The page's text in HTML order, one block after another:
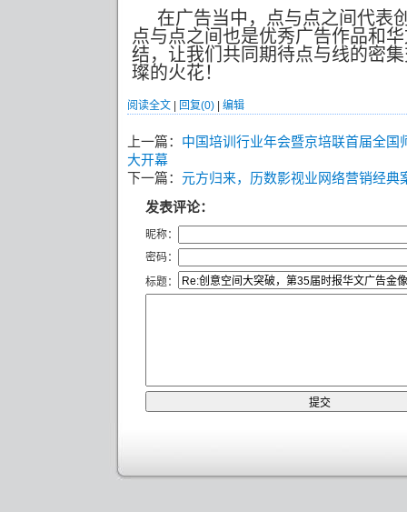
在广告当中，点与点之间代表
点与点之间也是优秀广告作品和
结，让我们共同期待点与线的密
璨的火花！
阅读全文 回复(0) 编辑
上一篇： 中国培训行业年会暨京培联首届全国
大开幕
下一篇： 元方归来，历数影视业网络营销经典
发表评论：
昵称：
密码：
标题：